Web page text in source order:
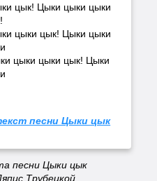
цык! Цыки цыки цыки
цыки цык! Цыки цыки
цыки цыки цык! Цыки
песни Цыки цык
песни Цыки цык
Трубецкой